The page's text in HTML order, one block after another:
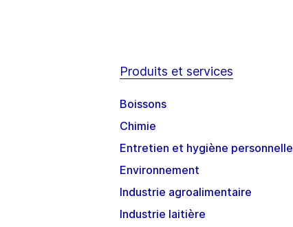
Produits et services
Boissons
Chimie
Entretien et hygiène personnelle
Environnement
Industrie agroalimentaire
Industrie laitière